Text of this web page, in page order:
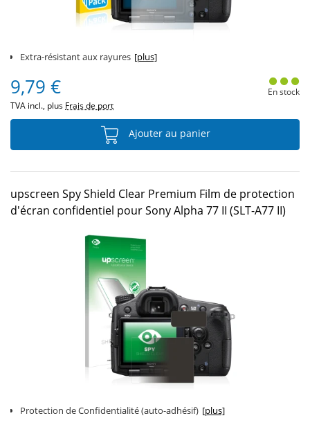
Extra-résistant aux rayures [plus]
9,79 €
TVA incl., plus Frais de port
En stock
Ajouter au panier
upscreen Spy Shield Clear Premium Film de protection
d'écran confidentiel pour Sony Alpha 77 II (SLT-A77 II)
Protection de Confidentialité (auto-adhésif) [plus]